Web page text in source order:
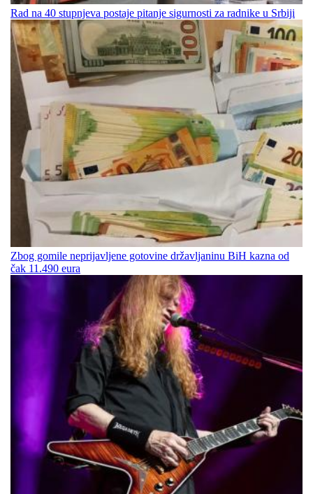
Rad na 40 stupnjeva postaje pitanje sigurnosti za radnike u Srbiji
Zbog gomile neprijavljene gotovine državljaninu BiH kazna od
čak 11.490 eura